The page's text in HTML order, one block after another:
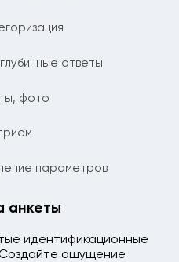
ответы
фото
параметров
анкеты
идентификационные
ощущение